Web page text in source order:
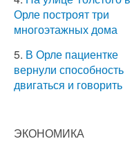
Орле построят три
многоэтажных дома
5. В Орле пациентке
вернули способность
двигаться и говорить
ЭКОНОМИКА